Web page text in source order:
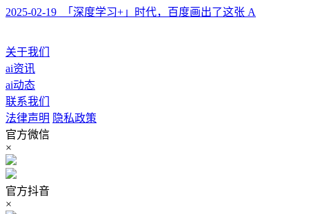
2025-02-19 「深度学习+」时代，百度画出了这张 A
关于我们
ai资讯
ai动态
联系我们
法律声明 隐私政策
官方微信
×
官方抖音
×